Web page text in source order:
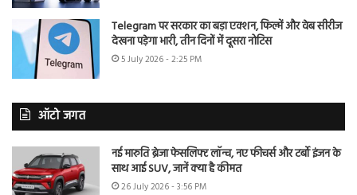
Telegram पर सरकार का बड़ा एक्शन, फिल्में और वेब सीरीज
देखना पड़ेगा भारी, तीन दिनों में दूसरा नोटिस
5 July 2026 - 2:25 PM
ऑटो जगत
नई मारुति ब्रेजा फेसलिफ्ट लॉन्च, नए फीचर्स और टर्बो इंजन के
साथ आई SUV, जानें क्या है कीमत
26 July 2026 - 3:56 PM